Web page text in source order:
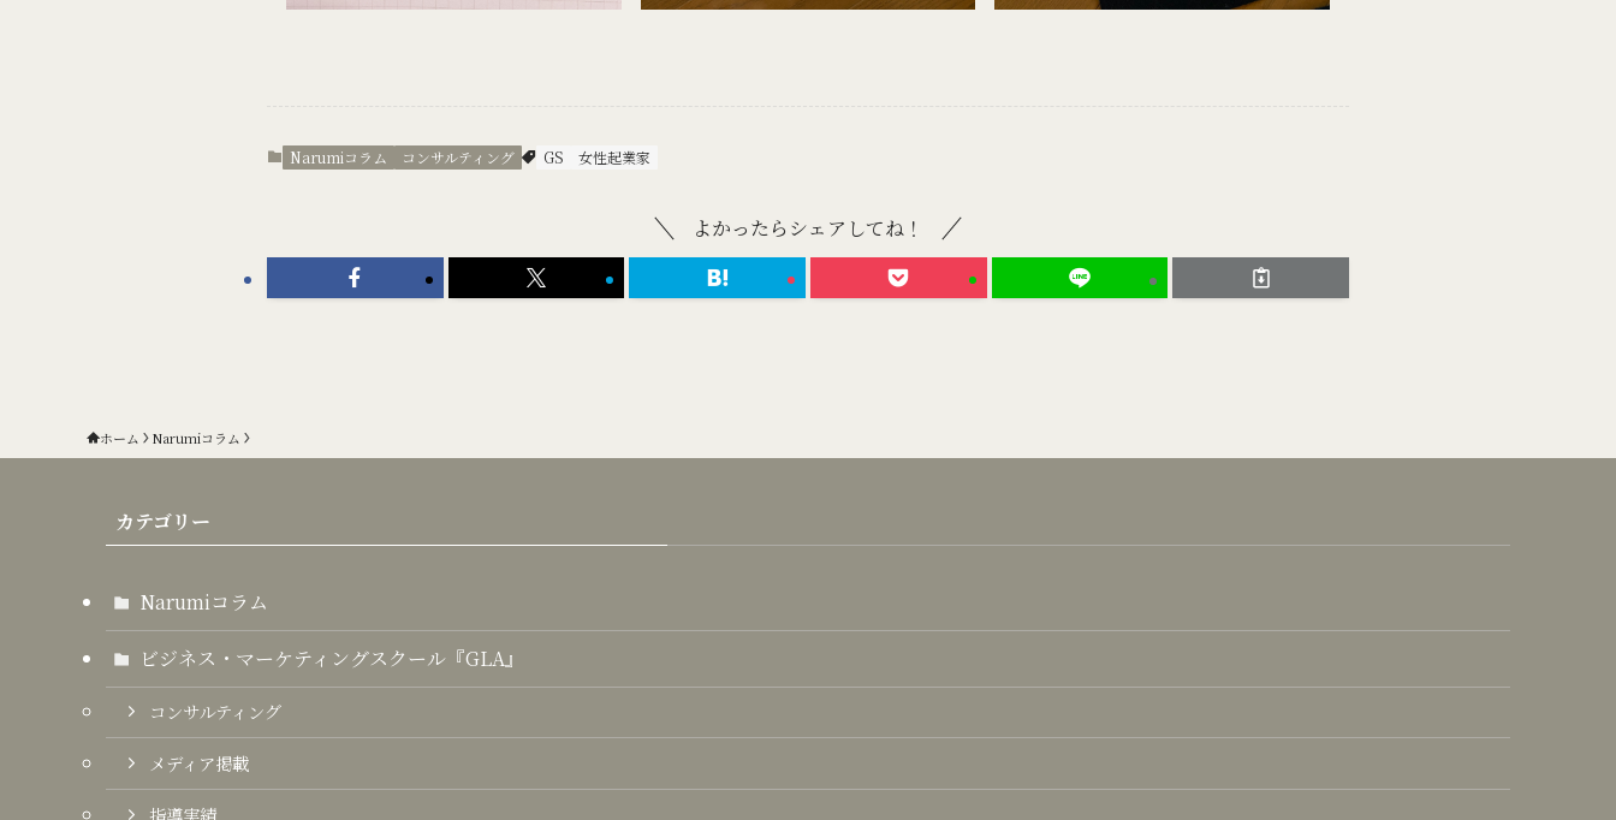
Narumiコラム コンサルティング GS 女性起業家
よかったらシェアしてね！
ホーム Narumiコラム
カテゴリー
Narumiコラム
ビジネス・マーケティングスクール『GLA』
コンサルティング
メディア掲載
指導実績